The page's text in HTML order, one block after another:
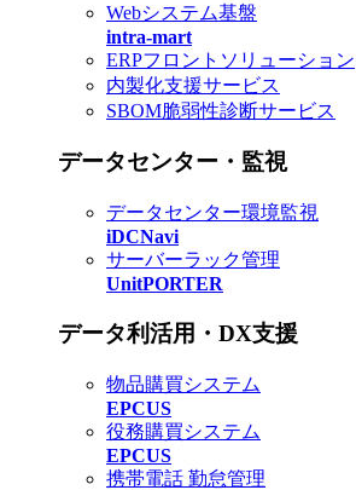
Webシステム基盤
intra-mart
ERPフロントソリューション
内製化支援サービス
SBOM脆弱性診断サービス
データセンター・監視
データセンター環境監視
iDCNavi
サーバーラック管理
UnitPORTER
データ利活用・DX支援
物品購買システム
EPCUS
役務購買システム
EPCUS
携帯電話 勤怠管理